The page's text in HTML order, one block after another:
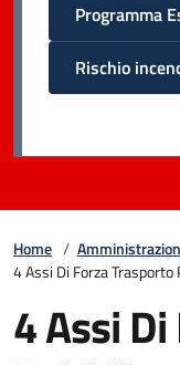
Programma
Rischio
Home /
4 Assi Di Forza Trasporto
4 Assi